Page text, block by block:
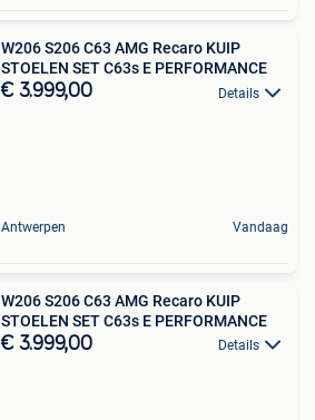
W206 S206 C63 AMG Recaro KUIP
STOELEN SET C63s E PERFORMANCE
€ 3.999,00 Details
Antwerpen Vandaag
W206 S206 C63 AMG Recaro KUIP
STOELEN SET C63s E PERFORMANCE
€ 3.999,00 Details